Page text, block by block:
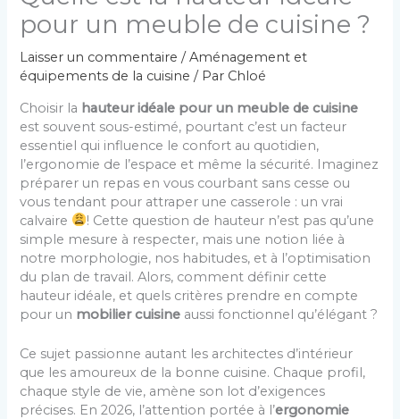
pour un meuble de cuisine ?
Laisser un commentaire /Aménagement et
équipements de la cuisine / Par Chloé
Choisir la hauteur idéale pour un meuble de cuisine
est souvent sous-estimé, pourtant c’est un facteur
essentiel qui influence le confort au quotidien,
l’ergonomie de l’espace et même la sécurité. Imaginez
préparer un repas en vous courbant sans cesse ou
vous tendant pour attraper une casserole : un vrai
calvaire
! Cette question de hauteur n’est pas qu’une
simple mesure à respecter, mais une notion liée à
notre morphologie, nos habitudes, et à l’optimisation
du plan de travail. Alors, comment définir cette
hauteur idéale, et quels critères prendre en compte
pour un mobilier cuisine aussi fonctionnel qu’élégant ?
Ce sujet passionne autant les architectes d’intérieur
que les amoureux de la bonne cuisine. Chaque profil,
chaque style de vie, amène son lot d’exigences
précises. En 2026, l’attention portée à l’ergonomie